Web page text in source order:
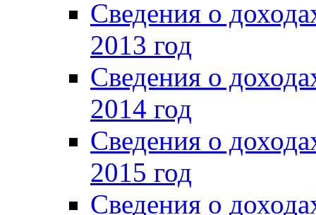
Сведения о
2013 год
Сведения о
2014 год
Сведения о
2015 год
Сведения о